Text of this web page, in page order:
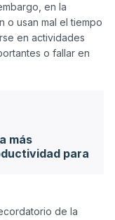
en la
o usan mal el tiempo
en actividades
o fallar en
más
para
de la